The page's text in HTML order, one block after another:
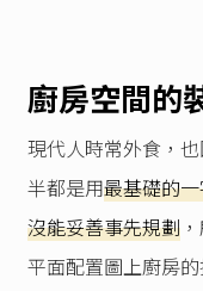
廚房空間的
現代人時常外食，
半都是用最基礎的
沒能妥善事先規劃
平面配置圖上廚房